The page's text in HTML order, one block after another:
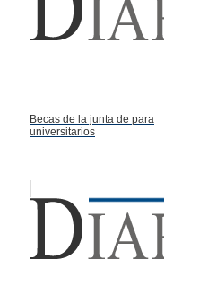
Becas de la junta de para
universitarios